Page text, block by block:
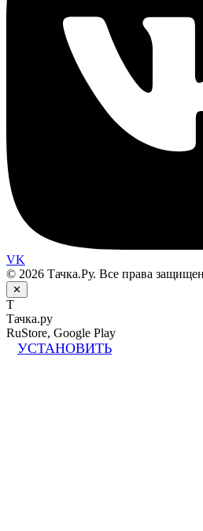
VK
© 2026 Тачка.Ру. Все права
✕
Т
Тачка.ру
RuStore, Google Play
УСТАНОВИТЬ